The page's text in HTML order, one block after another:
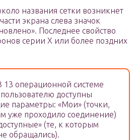
названия сетки возникнет
экрана слева значок
Последнее свойство
серии X или более поздних
13 операционной системе
доступны
параметры: «Мои» (точки,
уже проходило соединение)
(те, к которым
обращались).